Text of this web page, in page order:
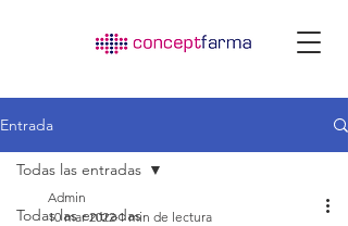
Entrada
Todas las entradas
Todas las entradas
Admin
10 mar 2022 1 min de lectura